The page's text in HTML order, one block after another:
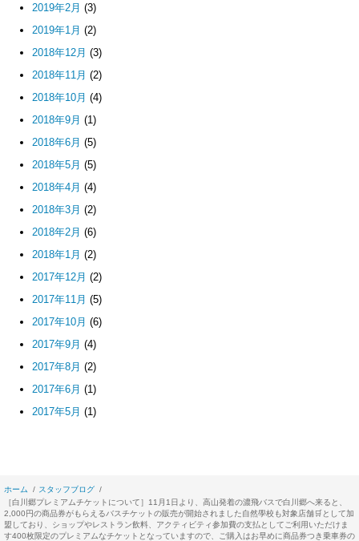
2019年2月 (3)
2019年1月 (2)
2018年12月 (3)
2018年11月 (2)
2018年10月 (4)
2018年9月 (1)
2018年6月 (5)
2018年5月 (5)
2018年4月 (4)
2018年3月 (2)
2018年2月 (6)
2018年1月 (2)
2017年12月 (2)
2017年11月 (5)
2017年10月 (6)
2017年9月 (4)
2017年8月 (2)
2017年6月 (1)
2017年5月 (1)
ホーム
スタッフブログ
［白川郷プレミアムチケットについて］11月1日より、高山発着の濃飛バスで白川郷へ来ると、
2,000円の商品券がもらえるバスチケットの販売が開始されました自然學校も対象店舗🛒として加
盟しており、ショップやレストラン飲料、アクティビティ参加費の支払としてご利用いただけま
す400枚限定のプレミアムなチケットとなっていますので、ご購入はお早めに商品券つき乗車券の